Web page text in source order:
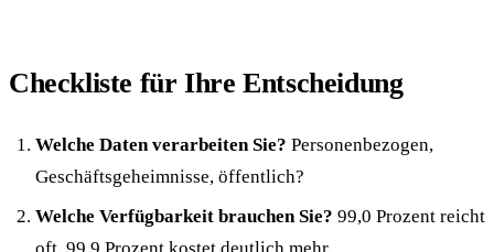
Checkliste für Ihre Entscheidung
Welche Daten verarbeiten Sie? Personenbezogen,
Geschäftsgeheimnisse, öffentlich?
Welche Verfügbarkeit brauchen Sie? 99,0 Prozent reicht